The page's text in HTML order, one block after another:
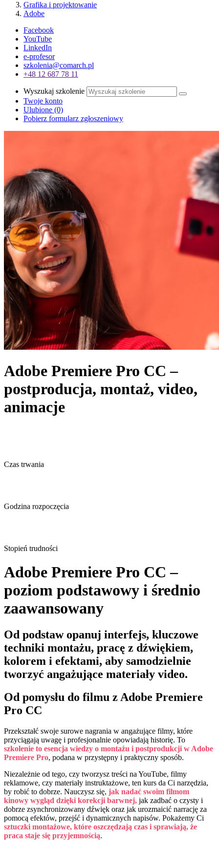
Grafika i projektowanie
Adobe
Facebook
YouTube
LinkedIn
e-profesor
szkolenia@comarch.pl
+48 12 687 78 11
Wyszukaj szkolenie
Twoje konto
Ulubione (0)
Pobierz formularz zgłoszeniowy
Adobe Premiere Pro CC –
postproducja, montaż, video,
animacje
Czas trwania
Godzina rozpoczęcia
Stopień trudności
Adobe Premiere Pro CC –
poziom podstawowy i średnio
zaawansowany
Od podstaw opanuj interfejs, kluczowe
techniki montażu, pracę z dźwiękiem,
kolorem i efektami, aby samodzielnie
tworzyć angażujące materiały video.
Od pomysłu do filmu z Adobe Premiere
Pro CC
Przekształć swoje surowe nagrania w angażujące filmy, które
przyciągają uwagę i profesjonalnie opowiadają historię. To
szkolenie to esencja wiedzy o montażu i postprodukcji w Adobe
Premiere Pro, podana w przystępny i praktyczny sposób.
Niezależnie od tego, czy tworzysz treści na YouTube, filmy
reklamowe, czy materiały instruktażowe, ten kurs da Ci narzędzia,
by robić to dobrze. Nauczysz się, jak nadać swoim filmom
kinowy wygląd dzięki korekcji barwnej, jak zadbać o czysty i
dobrze zsynchronizowany dźwięk oraz jak urozmaicić narrację za
pomocą efektów, przejść i dynamicznych napisów. Pokażemy Ci
sztuczki montażowe, które oszczędzają czas i sprawiają, że
praca staje się przyjemnością.